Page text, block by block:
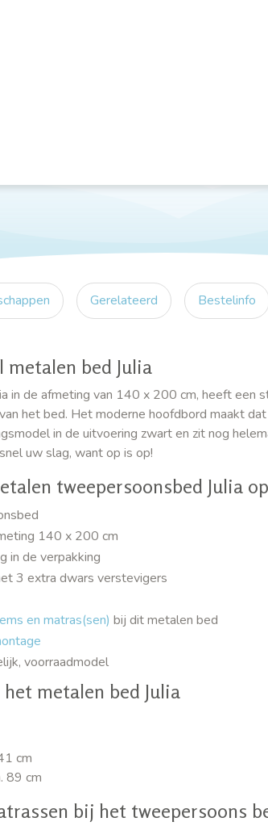
Gerelateerd Bestelinfo
bed Julia
in de afmeting van 140 x 200 cm, heeft een
het bed. Het moderne hoofdbord maakt
in de uitvoering zwart en zit nog
uw slag, want op is op!
tweepersoonsbed Julia
140 x 200 cm
in de verpakking
3 extra dwars verstevigers
en matras(sen) bij dit metalen bed
voorraadmodel
metalen bed Julia
cm
89 cm
bij het tweepersoons